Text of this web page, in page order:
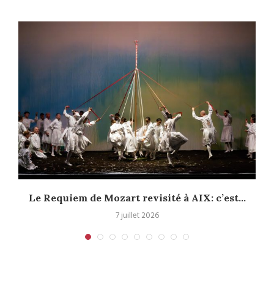
Le Requiem de Mozart revisité à AIX: c’est...
7 juillet 2026